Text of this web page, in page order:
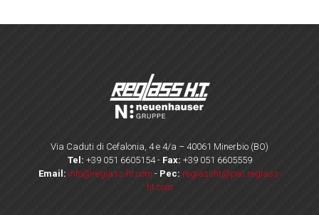
Via Caduti di Cefalonia, 4 e 4/a – 40061 Minerbio (BO)
Tel: +39 051 6605154- Fax: +39 051 6605559
Email: info@reglass-ht.com - Pec: reglassht@pec.reglass-
ht.com